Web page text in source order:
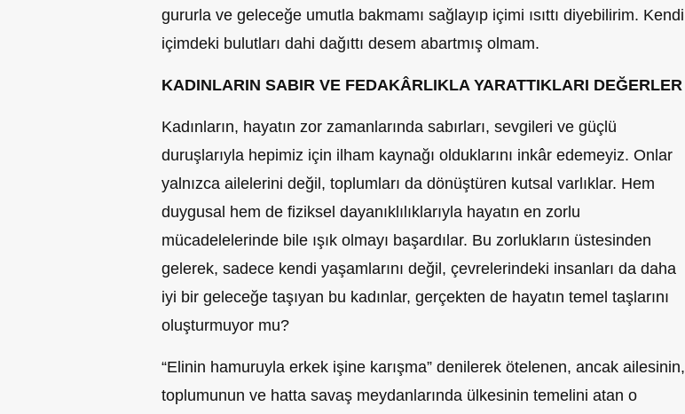
gururla ve geleceğe umutla bakmamı sağlayıp içimi ısıttı diyebilirim. Kendi
içimdeki bulutları dahi dağıttı desem abartmış olmam.
KADINLARIN SABIR VE FEDAKÂRLIKLA YARATTIKLARI DEĞERLER
Kadınların, hayatın zor zamanlarında sabırları, sevgileri ve güçlü
duruşlarıyla hepimiz için ilham kaynağı olduklarını inkâr edemeyiz. Onlar
yalnızca ailelerini değil, toplumları da dönüştüren kutsal varlıklar. Hem
duygusal hem de fiziksel dayanıklılıklarıyla hayatın en zorlu
mücadelelerinde bile ışık olmayı başardılar. Bu zorlukların üstesinden
gelerek, sadece kendi yaşamlarını değil, çevrelerindeki insanları da daha
iyi bir geleceğe taşıyan bu kadınlar, gerçekten de hayatın temel taşlarını
oluşturmuyor mu?
“Elinin hamuruyla erkek işine karışma” denilerek ötelenen, ancak ailesinin,
toplumunun ve hatta savaş meydanlarında ülkesinin temelini atan o